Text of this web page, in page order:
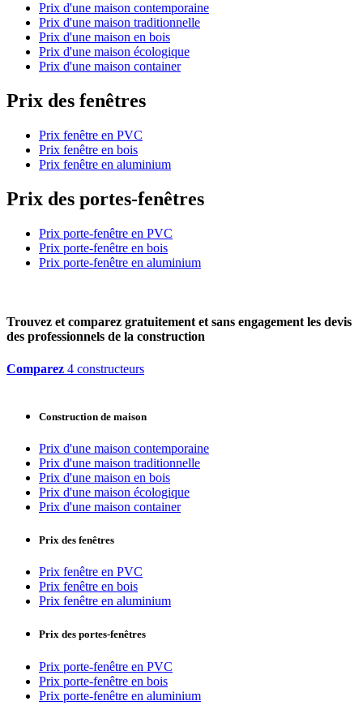
Prix d'une maison contemporaine
Prix d'une maison traditionnelle
Prix d'une maison en bois
Prix d'une maison écologique
Prix d'une maison container
Prix des fenêtres
Prix fenêtre en PVC
Prix fenêtre en bois
Prix fenêtre en aluminium
Prix des portes-fenêtres
Prix porte-fenêtre en PVC
Prix porte-fenêtre en bois
Prix porte-fenêtre en aluminium
Trouvez et comparez gratuitement et sans engagement les devis
des professionnels de la construction
Comparez 4 constructeurs
Construction de maison
Prix d'une maison contemporaine
Prix d'une maison traditionnelle
Prix d'une maison en bois
Prix d'une maison écologique
Prix d'une maison container
Prix des fenêtres
Prix fenêtre en PVC
Prix fenêtre en bois
Prix fenêtre en aluminium
Prix des portes-fenêtres
Prix porte-fenêtre en PVC
Prix porte-fenêtre en bois
Prix porte-fenêtre en aluminium